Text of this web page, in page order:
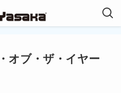
オブ・ザ・イヤー